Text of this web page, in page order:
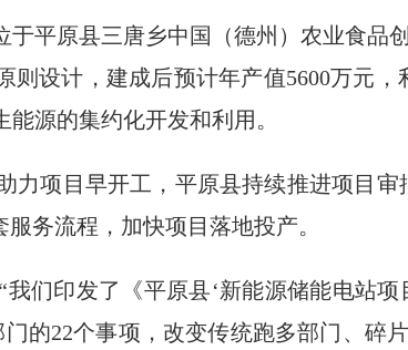
平原县三唐乡中国（德州）农业食品
设计，建成后预计年产值5600万元，
源的集约化开发和利用。
力项目早开工，平原县持续推进项目审
务流程，加快项目落地投产。
们印发了《平原县‘新能源储能电站项
的22个事项，改变传统跑多部门、碎